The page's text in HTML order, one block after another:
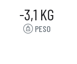
-3,1 KG
PESO